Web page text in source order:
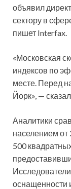
объявил
сектору в
пишет Interfax.
«Московская
индексов по
месте. Перед
Йорк», —
Аналитики
населением
500
оснащенности